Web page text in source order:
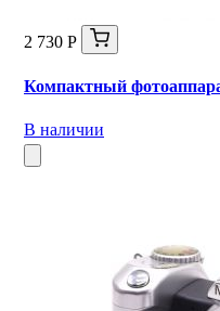
2 730 Р
Компактный
В наличии